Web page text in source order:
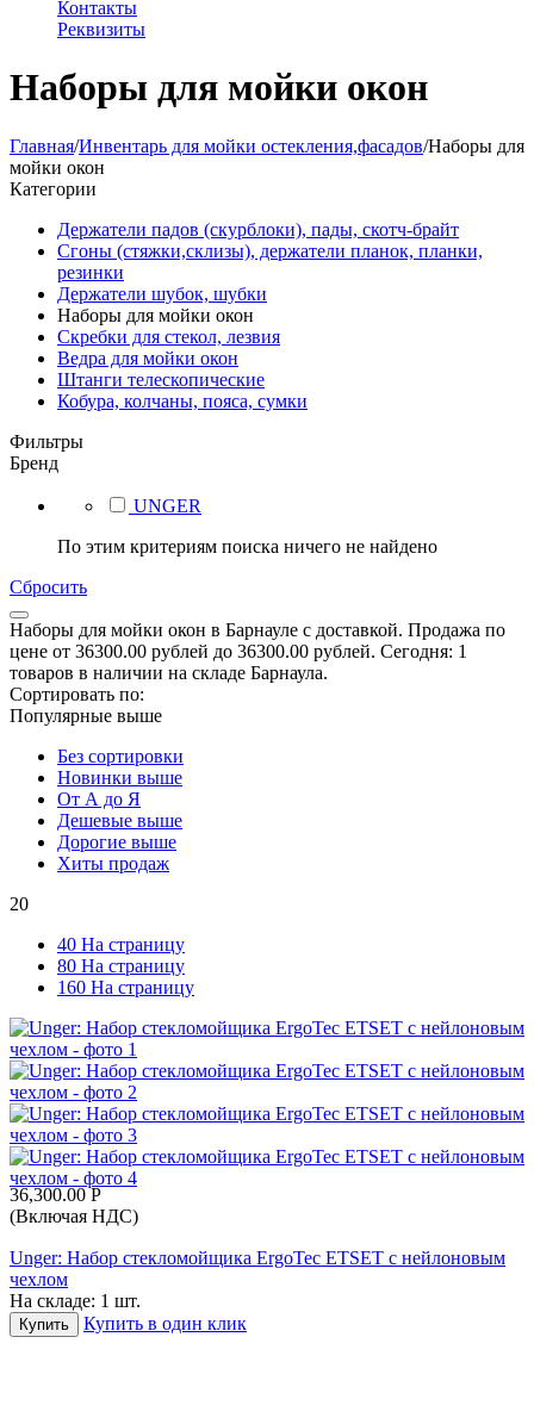
Контакты
Реквизиты
Наборы для мойки окон
Главная/Инвентарь для мойки остекления,фасадов/Наборы для
мойки окон
Категории
Держатели падов (скурблоки), пады, скотч-брайт
Сгоны (стяжки,склизы), держатели планок, планки,
резинки
Держатели шубок, шубки
Наборы для мойки окон
Скребки для стекол, лезвия
Ведра для мойки окон
Штанги телескопические
Кобура, колчаны, пояса, сумки
Фильтры
Бренд
UNGER
По этим критериям поиска ничего не найдено
Сбросить
Наборы для мойки окон в Барнауле с доставкой. Продажа по
цене от 36300.00 рублей до 36300.00 рублей. Сегодня: 1
товаров в наличии на складе Барнаула.
Сортировать по:
Популярные выше
Без сортировки
Новинки выше
От А до Я
Дешевые выше
Дорогие выше
Хиты продаж
20
40 На страницу
80 На страницу
160 На страницу
36,300.00 Р
(Включая НДС)
Unger: Набор стекломойщика ErgoTec ETSET с нейлоновым
чехлом
На складе: 1 шт.
Купить Купить в один клик